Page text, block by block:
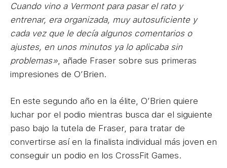
Cuando vino a Vermont para pasar el rato y
entrenar, era organizada, muy autosuficiente y
cada vez que le decía algunos comentarios o
ajustes, en unos minutos ya lo aplicaba sin
problemas» , añade Fraser sobre sus primeras
impresiones de O’Brien.
En este segundo año en la élite, O’Brien quiere
luchar por el podio mientras busca dar el siguiente
paso bajo la tutela de Fraser, para tratar de
convertirse así en la finalista individual más joven en
conseguir un podio en los CrossFit Games.